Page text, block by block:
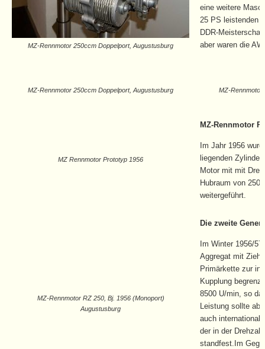
MZ-Rennmotor 250ccm Doppelport, Augustusburg
eine weitere
25 PS leistenden
DDR-
aber waren die
MZ-Rennmotor 250ccm Doppelport, Augustusburg MZ-Rennmotor
MZ Rennmotor Prototyp 1956
MZ-Rennmotor
Im Jahr 1956
liegenden
Motor mit mit
Hubraum von
weitergeführt.
MZ-Rennmotor RZ 250, Bj. 1956 (Monoport)
Augustusburg
Die zweite
Im Winter 1956/
Aggregat mit
Primärkette zur in
Kupplung
8500 U/min, so
Leistung sollte
auch international
der in der
standfest.Im